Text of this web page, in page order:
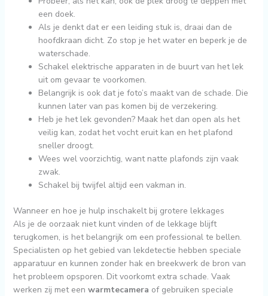
een doek.
Als je denkt dat er een leiding stuk is, draai dan de
hoofdkraan dicht. Zo stop je het water en beperk je de
waterschade.
Schakel elektrische apparaten in de buurt van het lek
uit om gevaar te voorkomen.
Belangrijk is ook dat je foto’s maakt van de schade. Die
kunnen later van pas komen bij de verzekering.
Heb je het lek gevonden? Maak het dan open als het
veilig kan, zodat het vocht eruit kan en het plafond
sneller droogt.
Wees wel voorzichtig, want natte plafonds zijn vaak
zwak.
Schakel bij twijfel altijd een vakman in.
Wanneer en hoe je hulp inschakelt bij grotere lekkages
Als je de oorzaak niet kunt vinden of de lekkage blijft
terugkomen, is het belangrijk om een professional te bellen.
Specialisten op het gebied van lekdetectie hebben speciale
apparatuur en kunnen zonder hak en breekwerk de bron van
het probleem opsporen. Dit voorkomt extra schade. Vaak
werken zij met een warmtecamera of gebruiken speciale